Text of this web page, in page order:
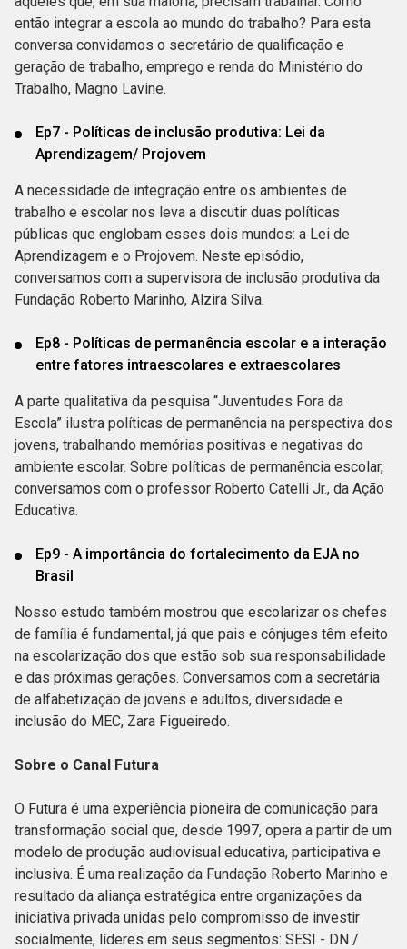
então integrar a escola ao mundo do trabalho? Para esta
conversa convidamos o secretário de qualificação e
geração de trabalho, emprego e renda do Ministério do
Trabalho, Magno Lavine.
Ep7 - Políticas de inclusão produtiva: Lei da
Aprendizagem/ Projovem
A necessidade de integração entre os ambientes de
trabalho e escolar nos leva a discutir duas políticas
públicas que englobam esses dois mundos: a Lei de
Aprendizagem e o Projovem. Neste episódio,
conversamos com a supervisora de inclusão produtiva da
Fundação Roberto Marinho, Alzira Silva.
Ep8 - Políticas de permanência escolar e a interação
entre fatores intraescolares e extraescolares
A parte qualitativa da pesquisa “Juventudes Fora da
Escola” ilustra políticas de permanência na perspectiva dos
jovens, trabalhando memórias positivas e negativas do
ambiente escolar. Sobre políticas de permanência escolar,
conversamos com o professor Roberto Catelli Jr., da Ação
Educativa.
Ep9 - A importância do fortalecimento da EJA no
Brasil
Nosso estudo também mostrou que escolarizar os chefes
de família é fundamental, já que pais e cônjuges têm efeito
na escolarização dos que estão sob sua responsabilidade
e das próximas gerações. Conversamos com a secretária
de alfabetização de jovens e adultos, diversidade e
inclusão do MEC, Zara Figueiredo.
Sobre o Canal Futura
O Futura é uma experiência pioneira de comunicação para
transformação social que, desde 1997, opera a partir de um
modelo de produção audiovisual educativa, participativa e
inclusiva. É uma realização da Fundação Roberto Marinho e
resultado da aliança estratégica entre organizações da
iniciativa privada unidas pelo compromisso de investir
socialmente, líderes em seus segmentos: SESI - DN /